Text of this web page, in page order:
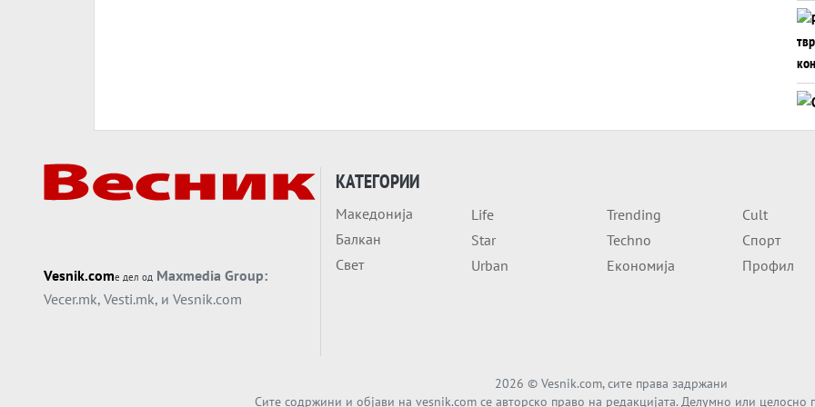
Vesnik.comе дел од Maxmedia Group:
Vecer.mk, Vesti.mk, и Vesnik.com
КАТЕГОРИИ
Македонија
Балкан
Свет
Life
Star
Urban
Trending
Techno
Економија
Cult
Спорт
Профил
2026 © Vesnik.com, сите права задржани
Сите содржини и објави на vesnik.com се авторско право на редакцијата. Делумно или целосно